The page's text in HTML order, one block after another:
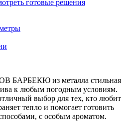
готовые решения
БАРБЕКЮ из металла стильная
к любым погодным условиям.
выбор для тех, кто любит
тепло и помогает готовить
с особым ароматом.